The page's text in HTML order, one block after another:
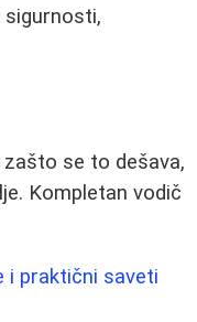
sigurnosti,
zašto se to dešava,
Kompletan vodič
i praktični saveti